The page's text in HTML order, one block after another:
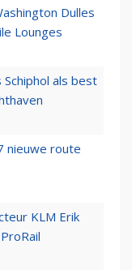
Dulles
Lounges
als best
nieuwe route
KLM Erik